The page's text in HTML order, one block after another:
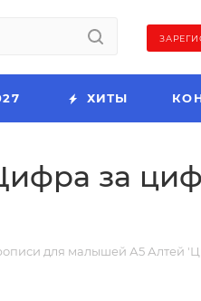
ХИТЫ
за
для малышей А5 Алтей